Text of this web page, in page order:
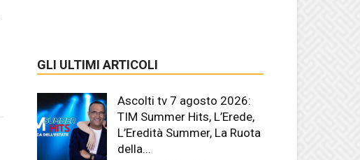
GLI ULTIMI ARTICOLI
Ascolti tv 7 agosto 2026:
TIM Summer Hits, L’Erede,
L’Eredità Summer, La Ruota
della...